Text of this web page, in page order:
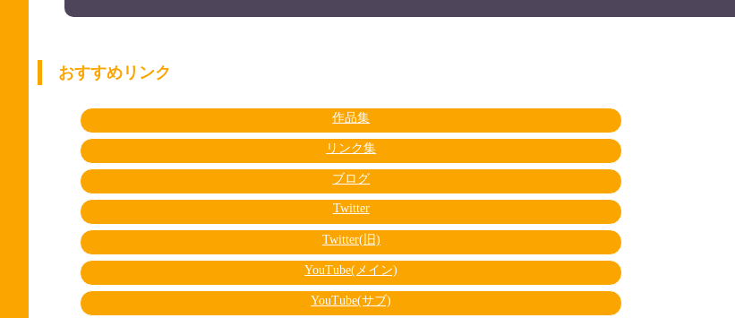
おすすめリンク
作品集
リンク集
ブログ
Twitter
Twitter(旧)
YouTube(メイン)
YouTube(サブ)